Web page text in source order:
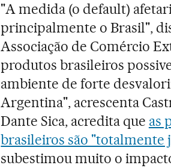
"A medida (o default)
principalmente o Brasil",
Associação de Comércio
produtos brasileiros
ambiente de forte
Argentina", acrescenta
Dante Sica, acredita que as
brasileiros são "totalmente
subestimou muito o